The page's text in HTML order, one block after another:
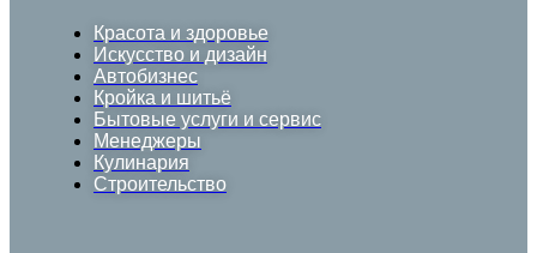
Красота и здоровье
Искусство и дизайн
Автобизнес
Кройка и шитьё
Бытовые услуги и сервис
Менеджеры
Кулинария
Строительство